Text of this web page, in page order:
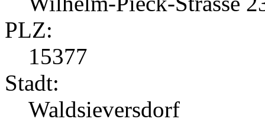
PLZ:
15377
Stadt:
Waldsieversdorf